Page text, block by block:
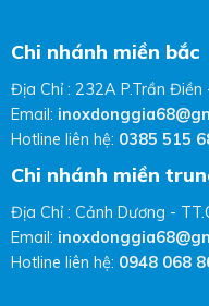
Chi nhánh miền bắc
Địa Chỉ : 232A P.Trần
Email:
Hotline liên hệ: 0385 515
Chi nhánh miền
Địa Chỉ : Cảnh Dương -
Email:
Hotline liên hệ: 0948 068